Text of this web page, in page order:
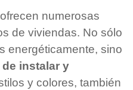
numerosas
de viviendas. No sólo
energéticamente, sino
instalar y
y colores, también